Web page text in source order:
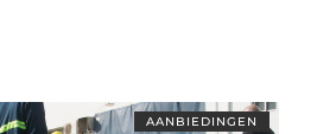
AANBIEDINGEN